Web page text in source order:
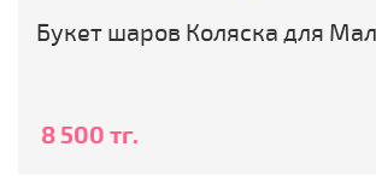
Букет шаров Коляска для
8 500 тг.